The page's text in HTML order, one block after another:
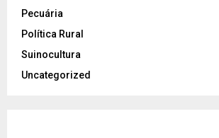
Pecuária
Política Rural
Suinocultura
Uncategorized